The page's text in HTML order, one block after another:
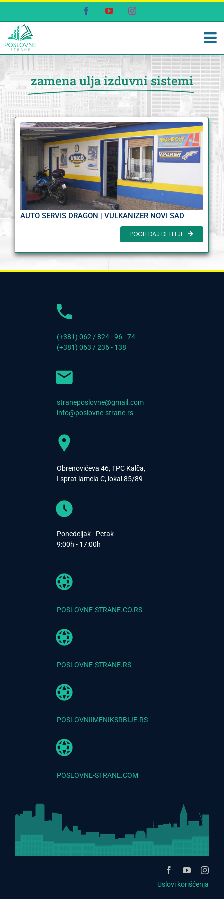
content
FacebookYouTubeInstagram
zamena ulja izduvni sistemi
AUTO SERVIS DRAGON | VULKANIZER NOVI SAD
POGLEDAJ DETELJE
(+381) 062 / 824 - 96 - 74
(+381) 063 / 236 - 138
straneposlovne@gmail.com
info@poslovne-strane.rs
Obrenovićeva 46, TPC Kalča,
I sprat lamela C, lokal 85/89
Ponedeljak - Petak
9:00h - 17:00h
POSLOVNE-STRANE.CO.RS
POSLOVNE-STRANE.RS
POSLOVNIIMENIKSRBIJE.RS
POSLOVNE-STRANE.COM
Uslovi korišćenja